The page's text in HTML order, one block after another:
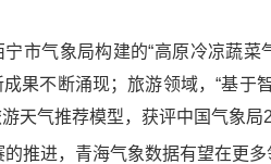
市气象局构建的“高原冷凉蔬
果不断涌现；旅游领域，“基于
天气推荐模型，获评中国气象局
的推进，青海气象数据有望在更